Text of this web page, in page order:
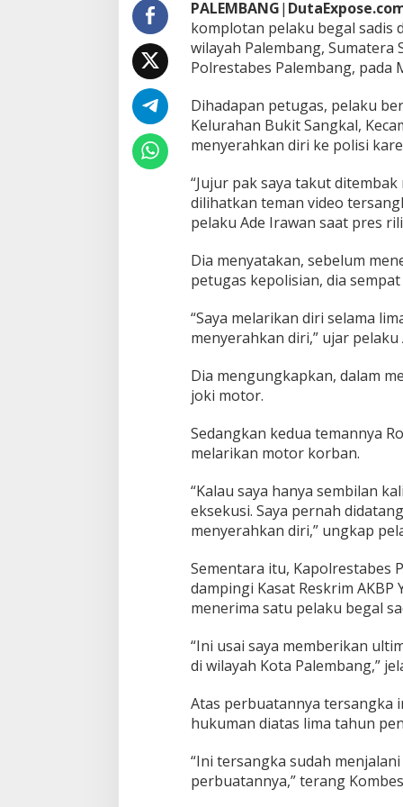
y
e
r
a
h
a
n
D
i
i
k
e
P
l
r
s
t
a
e
s
a
l
e
b
a
n
g
PALEMBANG|
komplotan pelaku begal sadis
wilayah Palembang, Sumatera
Polrestabes Palembang, pada
Dihadapan petugas, pelaku
Kelurahan Bukit Sangkal,
menyerahkan diri ke polisi
“Jujur pak saya takut
dilihatkan teman video
pelaku Ade Irawan saat pres
Dia menyatakan, sebelum
petugas kepolisian, dia
“Saya melarikan diri selama
menyerahkan diri,” ujar pelaku
Dia mengungkapkan, dalam
joki motor.
Sedangkan kedua temannya
melarikan motor korban.
“Kalau saya hanya sembilan
eksekusi. Saya pernah
menyerahkan diri,” ungkap
Sementara itu, Kapolrestabes
dampingi Kasat Reskrim
menerima satu pelaku begal
“Ini usai saya memberikan
di wilayah Kota Palembang,”
Atas perbuatannya tersangka
hukuman diatas lima tahun
“Ini tersangka sudah
perbuatannya,” terang